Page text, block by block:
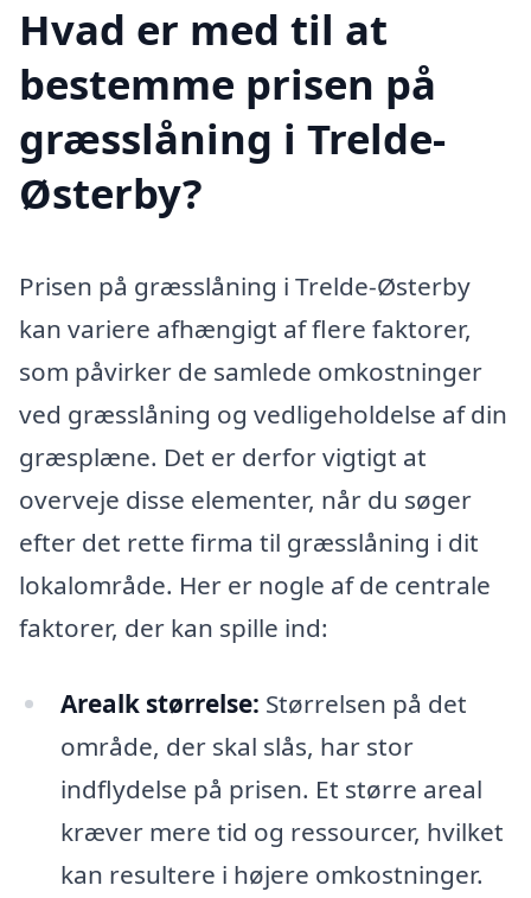
Hvad er med til at
bestemme prisen på
græsslåning i Trelde-
Østerby?
Prisen på græsslåning i Trelde-Østerby
kan variere afhængigt af flere faktorer,
som påvirker de samlede omkostninger
ved græsslåning og vedligeholdelse af din
græsplæne. Det er derfor vigtigt at
overveje disse elementer, når du søger
efter det rette firma til græsslåning i dit
lokalområde. Her er nogle af de centrale
faktorer, der kan spille ind:
Arealk størrelse: Størrelsen på det
område, der skal slås, har stor
indflydelse på prisen. Et større areal
kræver mere tid og ressourcer, hvilket
kan resultere i højere omkostninger.